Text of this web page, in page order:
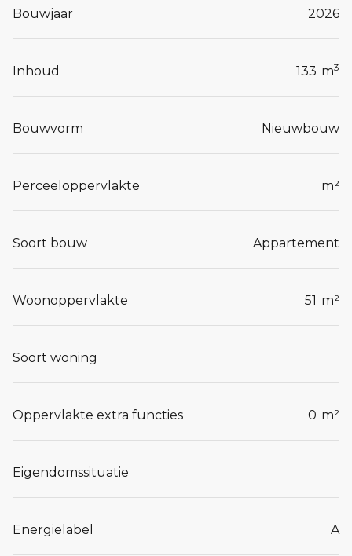
Bouwjaar 2026
Inhoud 133 m3
Bouwvorm Nieuwbouw
Perceeloppervlakte m²
Soort bouw Appartement
Woonoppervlakte 51 m²
Soort woning
Oppervlakte extra functies 0 m²
Eigendomssituatie
Energielabel A